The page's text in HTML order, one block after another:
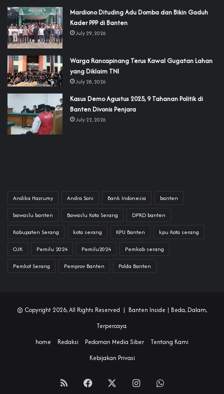
‎Mardiono Dituding Adu Domba dan Bikin Gaduh
Kader PPP di Banten
July 29, 2026
‎Warga Rancapinang Terus Kawal Gugatan Lahan
yang Diklaim TNI‎‎
July 28, 2026
‎Kasus Demo Agustus 2025, 9 Tahanan Politik di
Banten Divonis Penjara
July 22, 2026
Andika Hazrumy Andra Soni Bank Indonesia banten
bawaslu banten Bawaslu Kota Serang DPRD banten
Kabupaten Serang kota serang KPU Banten kpu Kota serang
OJK Pemilu 2024 Pemilu2024 Pemkab serang
Pemkot Serang Pemprov Banten Polda Banten
© Copyright 2026, All Rights Reserved | Banten Inside | Beda, Dalam,
Terpercaya.
home
Redaksi Pedoman Media Siber
Tentang Kami
Kebijakan Privasi
RSS Facebook InstagramWhatsApp